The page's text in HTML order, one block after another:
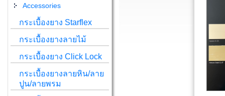
Accessories
กระเบื้องยาง Starflex
กระเบื้องยางลายไม้
กระเบื้องยาง Click Lock
กระเบื้องยางลายหิน/ลาย
ปูน/ลายพรม